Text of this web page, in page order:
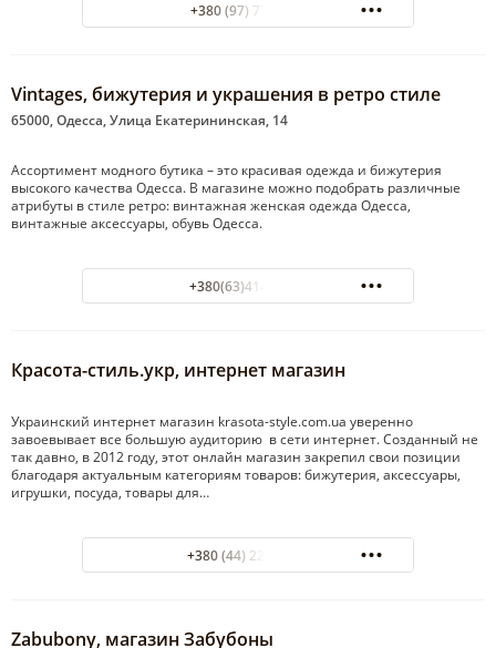
+380 (97) 7709957
Vintages, бижутерия и украшения в ретро стиле
65000, Одесса, Улица Екатерининская, 14
Ассортимент модного бутика – это красивая одежда и бижутерия
высокого качества Одесса. В магазине можно подобрать различные
атрибуты в стиле ретро: винтажная женская одежда Одесса,
винтажные аксессуары, обувь Одесса.
+380(63)414-32-84
Красота-стиль.укр, интернет магазин
Украинский интернет магазин krasota-style.com.ua уверенно
завоевывает все большую аудиторию в сети интернет. Созданный не
так давно, в 2012 году, этот онлайн магазин закрепил свои позиции
благодаря актуальным категориям товаров: бижутерия, аксессуары,
игрушки, посуда, товары для…
+380 (44) 22 28 110
Zabubony, магазин Забубоны